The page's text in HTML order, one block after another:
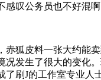
叹公务员也不好混啊
狐皮料一张大约能
发生了很大的变化
刷J的工作室专业